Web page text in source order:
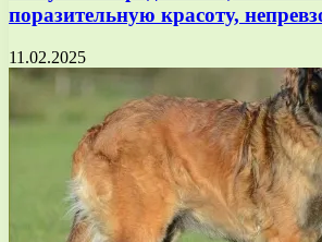
поразительную красоту,
11.02.2025